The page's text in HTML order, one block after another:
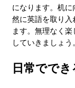
になります。机
然に英語を取り入
ます。無理なく
していきましょう。
日常でで